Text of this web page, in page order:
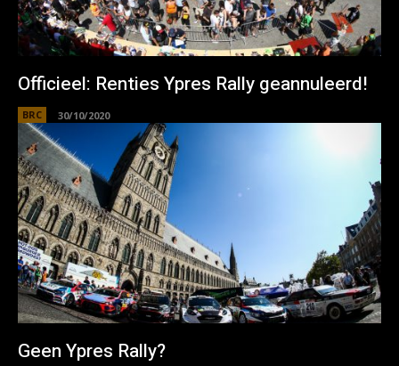
Officieel: Renties Ypres Rally geannuleerd!
BRC 30/10/2020
Geen Ypres Rally?